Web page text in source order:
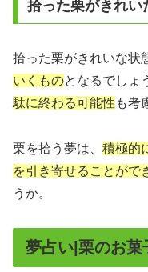
拾った栗がきれい
拾った栗がきれいな状
いくものとなるでしょ
駄に終わる可能性 も考
栗を拾う夢は、 積極的
を引き寄せることがで
うか。
夢占い|栗のお菓